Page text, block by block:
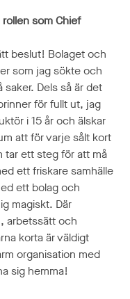
som Chief
beslut! Bolaget och
som jag sökte och
Dels så är det
för fullt ut, jag
i 15 år och älskar
att för varje sålt kort
tar ett steg för att må
ett friskare samhälle
ett bolag och
magiskt. Där
arbetssätt och
korta är väldigt
organisation med
sig hemma!